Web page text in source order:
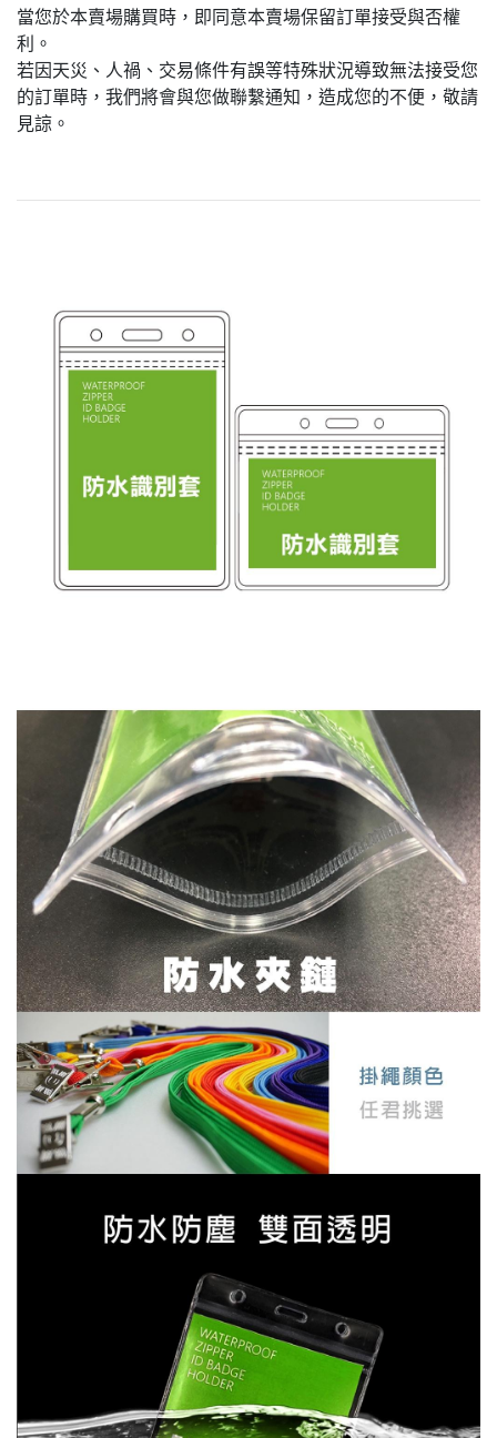
當您於本賣場購買時，即同意本賣場保留訂單接受與否權
利。
若因天災、人禍、交易條件有誤等特殊狀況導致無法接受您
的訂單時，我們將會與您做聯繫通知，造成您的不便，敬請
見諒。